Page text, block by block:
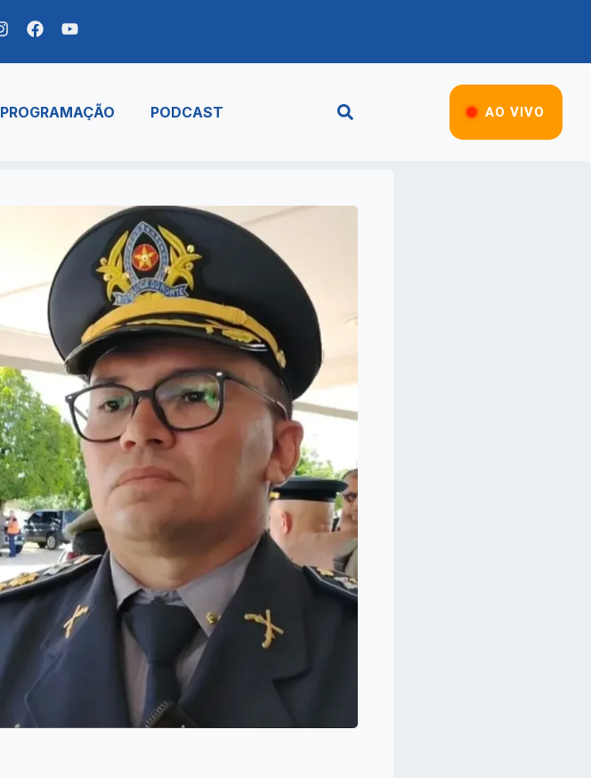
PROGRAMAÇÃO PODCAST AO VIVO